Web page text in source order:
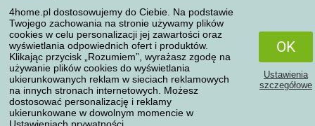
4home.pl dostosowujemy do Ciebie. Na podstawie
Twojego zachowania na stronie używamy plików
cookies w celu personalizacji jej zawartości oraz
wyświetlania odpowiednich ofert i produktów.
Klikając przycisk „Rozumiem”, wyrażasz zgodę na
używanie plików cookies do wyświetlania
ukierunkowanych reklam w sieciach reklamowych
na innych stronach internetowych. Możesz
dostosować personalizację i reklamy
ukierunkowane w dowolnym momencie w
OK
Ustawienia
szczegółowe
Sposoby transportu
Metody płatności
Niezawodny sklep